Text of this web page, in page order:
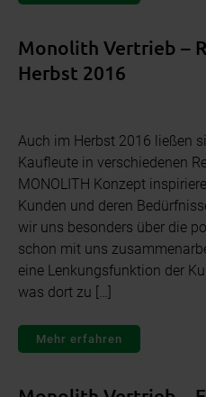
Monolith Vertrieb –
Herbst 2016
Auch im Herbst 2016 ließen
Kaufleute in verschiedenen
MONOLITH Konzept
Kunden und deren
wir uns besonders über die
schon mit uns
eine Lenkungsfunktion der
was dort zu […]
Mehr erfahren